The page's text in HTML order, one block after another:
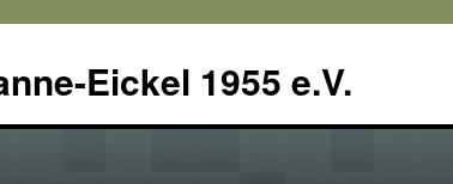
Eickel 1955 e.V.